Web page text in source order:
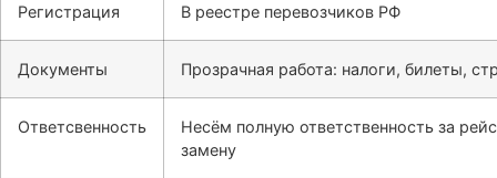
Регистрация В реестре перевозчиков РФ
Документы Прозрачная работа: налоги, билеты,
Ответсвенность
Несём полную ответственность за
замену